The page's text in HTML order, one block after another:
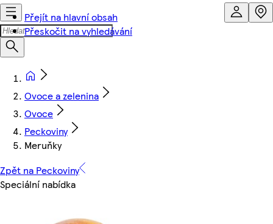
Přejít na hlavní obsah
Přeskočit na vyhledávání
Ovoce a zelenina
Ovoce
Peckoviny
Meruňky
Zpět na Peckoviny
Speciální nabídka